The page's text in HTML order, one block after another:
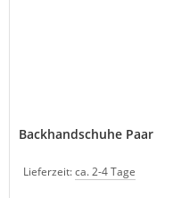
Backhandschuhe Paar
Lieferzeit:ca. 2-4 Tage